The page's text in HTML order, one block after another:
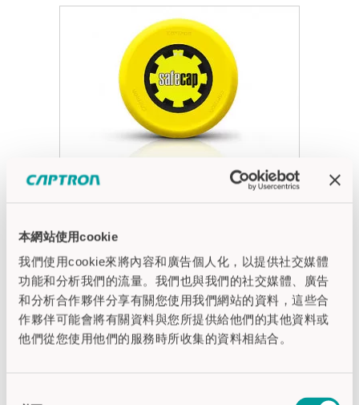
本網站使用cookie
我們使用cookie來將內容和廣告個人化，以提供社交媒體
功能和分析我們的流量。我們也與我們的社交媒體、廣告
和分析合作夥伴分享有關您使用我們網站的資料，這些合
作夥伴可能會將有關資料與您所提供給他們的其他資料或
他們從您使用他們的服務時所收集的資料相結合。
safeCAP SC3x（符合 EN ISO 13849-
1、EN ISO 13851 标准）​
可与安全继电器配合使用，作为双手控
制装置。
φ 50 mm 检测区域